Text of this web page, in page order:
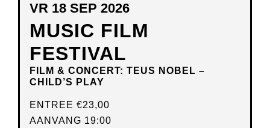
MUSIC FILM
FESTIVAL
FILM & CONCERT: TEUS NOBEL –
CHILD’S PLAY
VR 18 SEP 2026
ENTREE €23,00
AANVANG 19:00